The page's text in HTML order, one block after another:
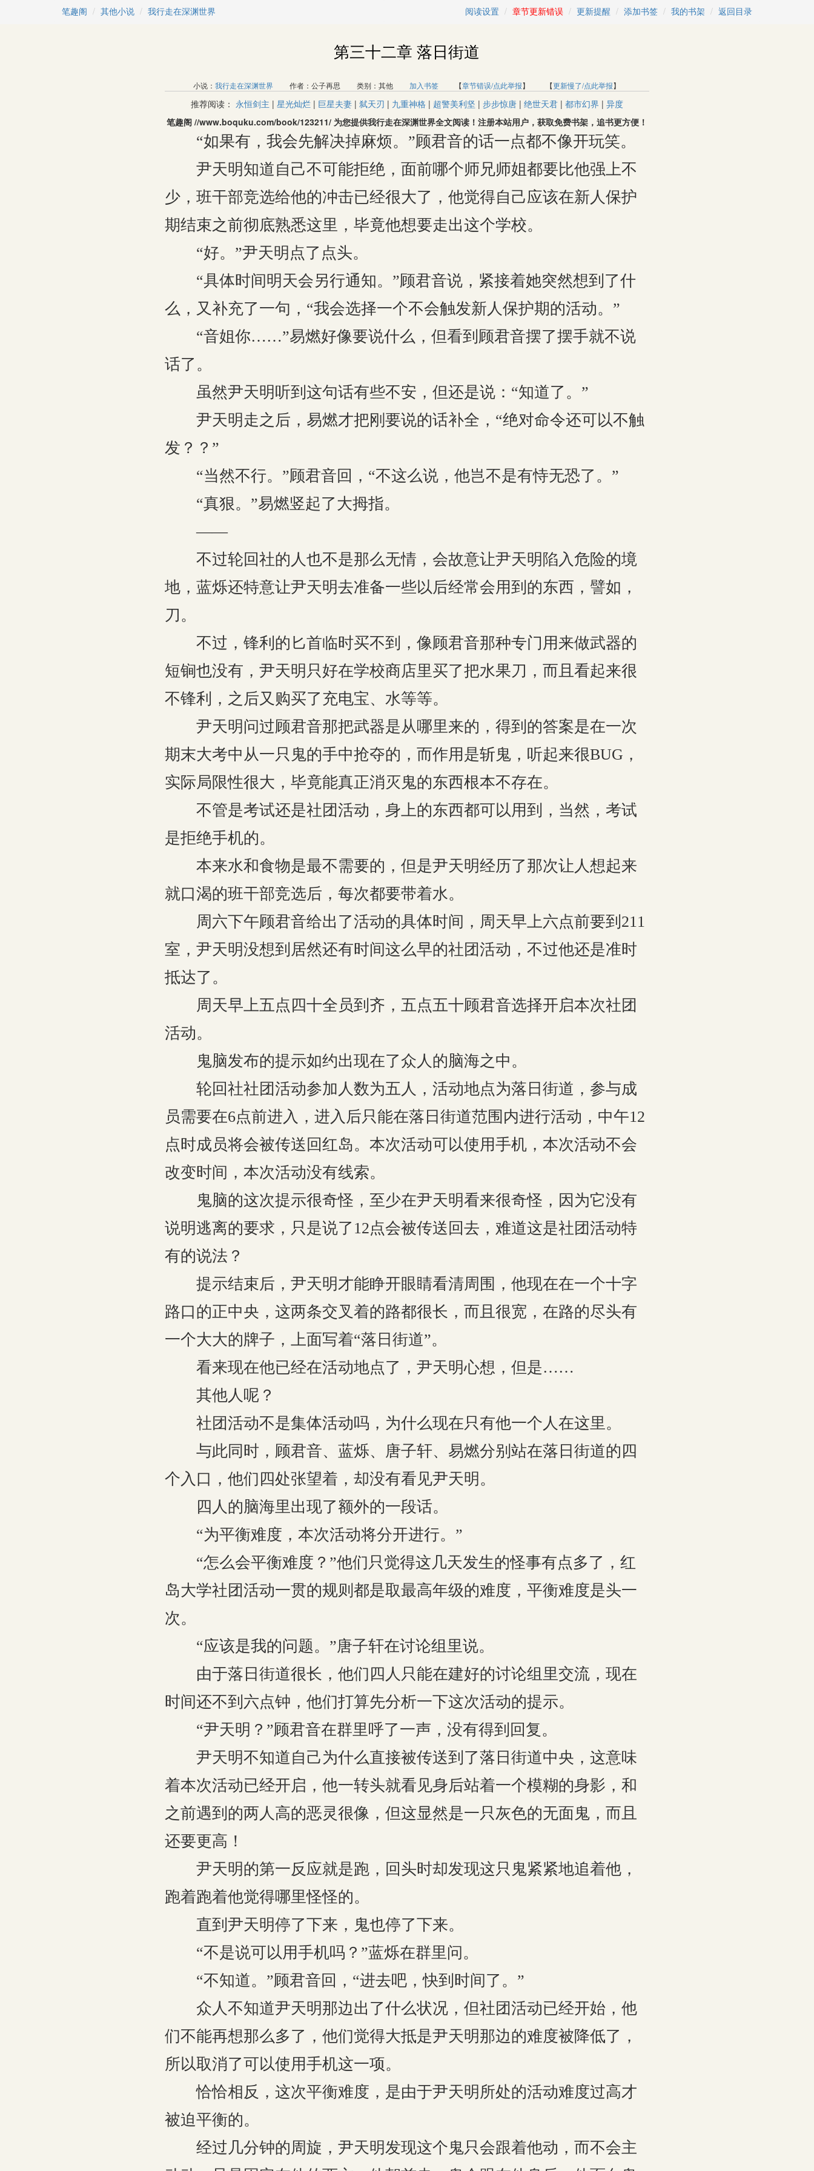
笔趣阁 其他小说 我行走在深渊世界 阅读设置 章节更新错误 更新提醒 添加书签 我的书架 返回目录
第三十二章 落日街道
小说：我行走在深渊世界 作者：公子再思 类别：其他加入书签 【章节错误/点此举报】 【更新慢了/点此举报】
推荐阅读： 永恒剑主 | 星光灿烂 | 巨星夫妻 | 弑天刃 | 九重神格 | 超警美利坚 | 步步惊唐 | 绝世天君 | 都市幻界 | 异度
笔趣阁 //www.boquku.com/book/123211/ 为您提供我行走在深渊世界全文阅读！注册本站用户，获取免费书架，追书更方便！
“如果有，我会先解决掉麻烦。”顾君音的话一点都不像开玩笑。
尹天明知道自己不可能拒绝，面前哪个师兄师姐都要比他强上不
少，班干部竞选给他的冲击已经很大了，他觉得自己应该在新人保护
期结束之前彻底熟悉这里，毕竟他想要走出这个学校。
“好。”尹天明点了点头。
“具体时间明天会另行通知。”顾君音说，紧接着她突然想到了什
么，又补充了一句，“我会选择一个不会触发新人保护期的活动。”
“音姐你……”易燃好像要说什么，但看到顾君音摆了摆手就不说
话了。
虽然尹天明听到这句话有些不安，但还是说：“知道了。”
尹天明走之后，易燃才把刚要说的话补全，“绝对命令还可以不触
发？？”
“当然不行。”顾君音回，“不这么说，他岂不是有恃无恐了。”
“真狠。”易燃竖起了大拇指。
——
不过轮回社的人也不是那么无情，会故意让尹天明陷入危险的境
地，蓝烁还特意让尹天明去准备一些以后经常会用到的东西，譬如，
刀。
不过，锋利的匕首临时买不到，像顾君音那种专门用来做武器的
短锏也没有，尹天明只好在学校商店里买了把水果刀，而且看起来很
不锋利，之后又购买了充电宝、水等等。
尹天明问过顾君音那把武器是从哪里来的，得到的答案是在一次
期末大考中从一只鬼的手中抢夺的，而作用是斩鬼，听起来很BUG，
实际局限性很大，毕竟能真正消灭鬼的东西根本不存在。
不管是考试还是社团活动，身上的东西都可以用到，当然，考试
是拒绝手机的。
本来水和食物是最不需要的，但是尹天明经历了那次让人想起来
就口渴的班干部竞选后，每次都要带着水。
周六下午顾君音给出了活动的具体时间，周天早上六点前要到211
室，尹天明没想到居然还有时间这么早的社团活动，不过他还是准时
抵达了。
周天早上五点四十全员到齐，五点五十顾君音选择开启本次社团
活动。
鬼脑发布的提示如约出现在了众人的脑海之中。
轮回社社团活动参加人数为五人，活动地点为落日街道，参与成
员需要在6点前进入，进入后只能在落日街道范围内进行活动，中午12
点时成员将会被传送回红岛。本次活动可以使用手机，本次活动不会
改变时间，本次活动没有线索。
鬼脑的这次提示很奇怪，至少在尹天明看来很奇怪，因为它没有
说明逃离的要求，只是说了12点会被传送回去，难道这是社团活动特
有的说法？
提示结束后，尹天明才能睁开眼睛看清周围，他现在在一个十字
路口的正中央，这两条交叉着的路都很长，而且很宽，在路的尽头有
一个大大的牌子，上面写着“落日街道”。
看来现在他已经在活动地点了，尹天明心想，但是……
其他人呢？
社团活动不是集体活动吗，为什么现在只有他一个人在这里。
与此同时，顾君音、蓝烁、唐子轩、易燃分别站在落日街道的四
个入口，他们四处张望着，却没有看见尹天明。
四人的脑海里出现了额外的一段话。
“为平衡难度，本次活动将分开进行。”
“怎么会平衡难度？”他们只觉得这几天发生的怪事有点多了，红
岛大学社团活动一贯的规则都是取最高年级的难度，平衡难度是头一
次。
“应该是我的问题。”唐子轩在讨论组里说。
由于落日街道很长，他们四人只能在建好的讨论组里交流，现在
时间还不到六点钟，他们打算先分析一下这次活动的提示。
“尹天明？”顾君音在群里呼了一声，没有得到回复。
尹天明不知道自己为什么直接被传送到了落日街道中央，这意味
着本次活动已经开启，他一转头就看见身后站着一个模糊的身影，和
之前遇到的两人高的恶灵很像，但这显然是一只灰色的无面鬼，而且
还要更高！
尹天明的第一反应就是跑，回头时却发现这只鬼紧紧地追着他，
跑着跑着他觉得哪里怪怪的。
直到尹天明停了下来，鬼也停了下来。
“不是说可以用手机吗？”蓝烁在群里问。
“不知道。”顾君音回，“进去吧，快到时间了。”
众人不知道尹天明那边出了什么状况，但社团活动已经开始，他
们不能再想那么多了，他们觉得大抵是尹天明那边的难度被降低了，
所以取消了可以使用手机这一项。
恰恰相反，这次平衡难度，是由于尹天明所处的活动难度过高才
被迫平衡的。
经过几分钟的周旋，尹天明发现这个鬼只会跟着他动，而不会主